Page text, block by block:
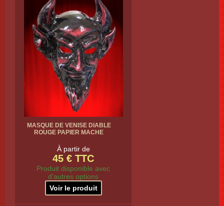
MASQUE DE VENISE DIABLE
ROUGE PAPIER MACHE
À partir de
45 € TTC
Produit disponible avec
d'autres options
Voir le produit